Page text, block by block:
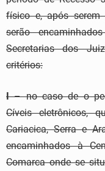
físico e, após serem
serão
Secretarias dos
critérios:
I– no caso de o
Cíveis eletrônicos,
Cariacica, Serra e
encaminhados à
Comarca onde se